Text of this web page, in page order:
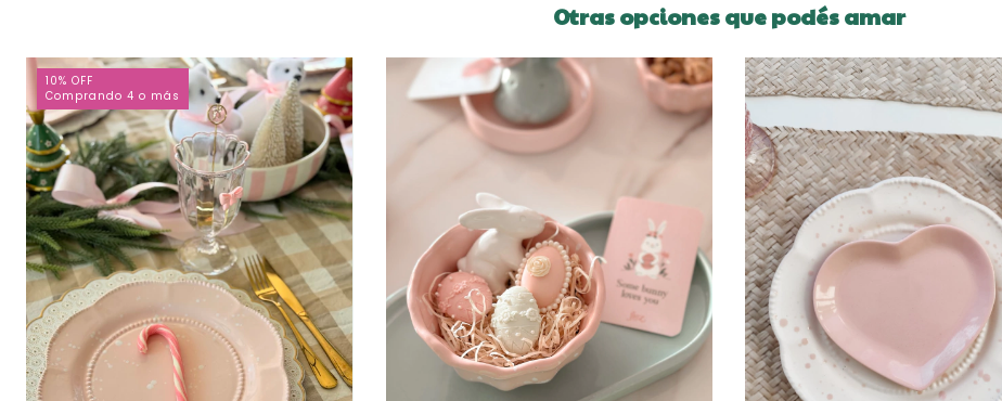
Otras opciones que podés amar
10% OFF
Comprando 4 o más